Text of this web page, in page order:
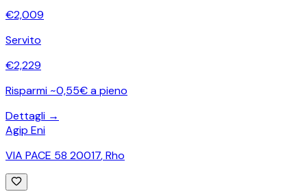
€2,009
Servito
€2,229
Risparmi ~0,55€ a pieno
Dettagli →
Agip Eni
VIA PACE 58 20017,Rho